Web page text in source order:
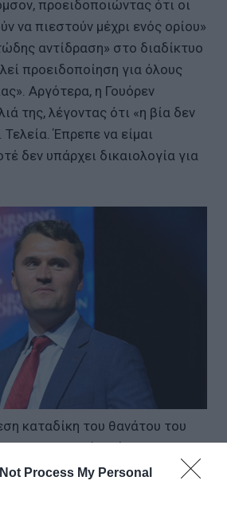
Process My Personal
προειδοποιώντας ότι οι
να πιεστούν μέχρι ενός ορίου»
αντίδραση» στο διαδίκτυο
προειδοποίηση για όλους
Αργότερα, η Γουόρεν
της, λέγοντας ότι «η βία δεν
Τελεία. Έπρεπε να είμαι
δεν υπάρχει δικαιολογία για
καταδίκη του θανάτου του
Δημοκρατικούς φάνηκε να
η ένταση στην πολιτική
πιο προσεκτικούς. Στην